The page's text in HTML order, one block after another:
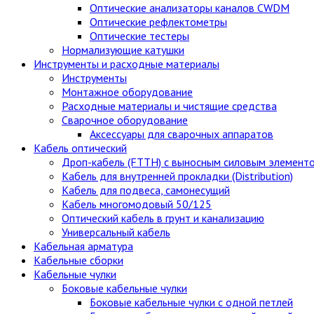
Оптические анализаторы каналов CWDM
Оптические рефлектометры
Оптические тестеры
Нормализующие катушки
Инструменты и расходные материалы
Инструменты
Монтажное оборудование
Расходные материалы и чистящие средства
Сварочное оборудование
Аксессуары для сварочных аппаратов
Кабель оптический
Дроп-кабель (FTTH) с выносным силовым
Кабель для внутренней прокладки (Distribution)
Кабель для подвеса, самонесущий
Кабель многомодовый 50/125
Оптический кабель в грунт и канализацию
Универсальный кабель
Кабельная арматура
Кабельные сборки
Кабельные чулки
Боковые кабельные чулки
Боковые кабельные чулки с одной петлей